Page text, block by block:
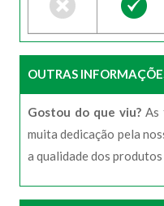
OUTRAS
Gostou do que viu?As
muita dedicação pela
a qualidade dos